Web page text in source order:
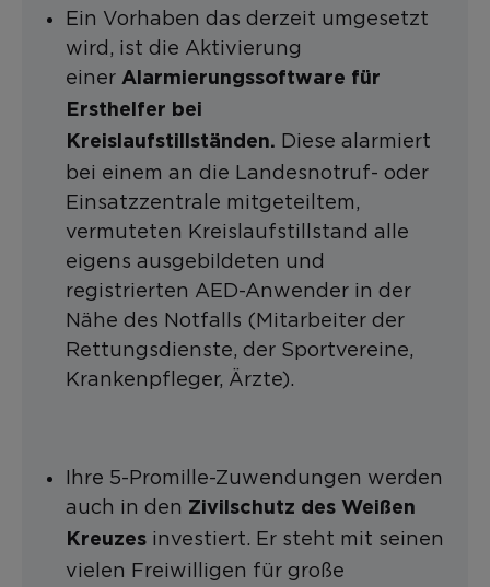
Ein Vorhaben das derzeit umgesetzt
wird, ist die Aktivierung
einer Alarmierungssoftware für
Ersthelfer bei
Kreislaufstillständen. Diese alarmiert
bei einem an die Landesnotruf- oder
Einsatzzentrale mitgeteiltem,
vermuteten Kreislaufstillstand alle
eigens ausgebildeten und
registrierten AED-Anwender in der
Nähe des Notfalls (Mitarbeiter der
Rettungsdienste, der Sportvereine,
Krankenpfleger, Ärzte).
Ihre 5-Promille-Zuwendungen werden
auch in den Zivilschutz des Weißen
Kreuzes investiert. Er steht mit seinen
vielen Freiwilligen für große